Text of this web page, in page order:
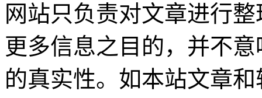
网站只负责对文章进行
更多信息之目的，并不
的真实性。如本站文章